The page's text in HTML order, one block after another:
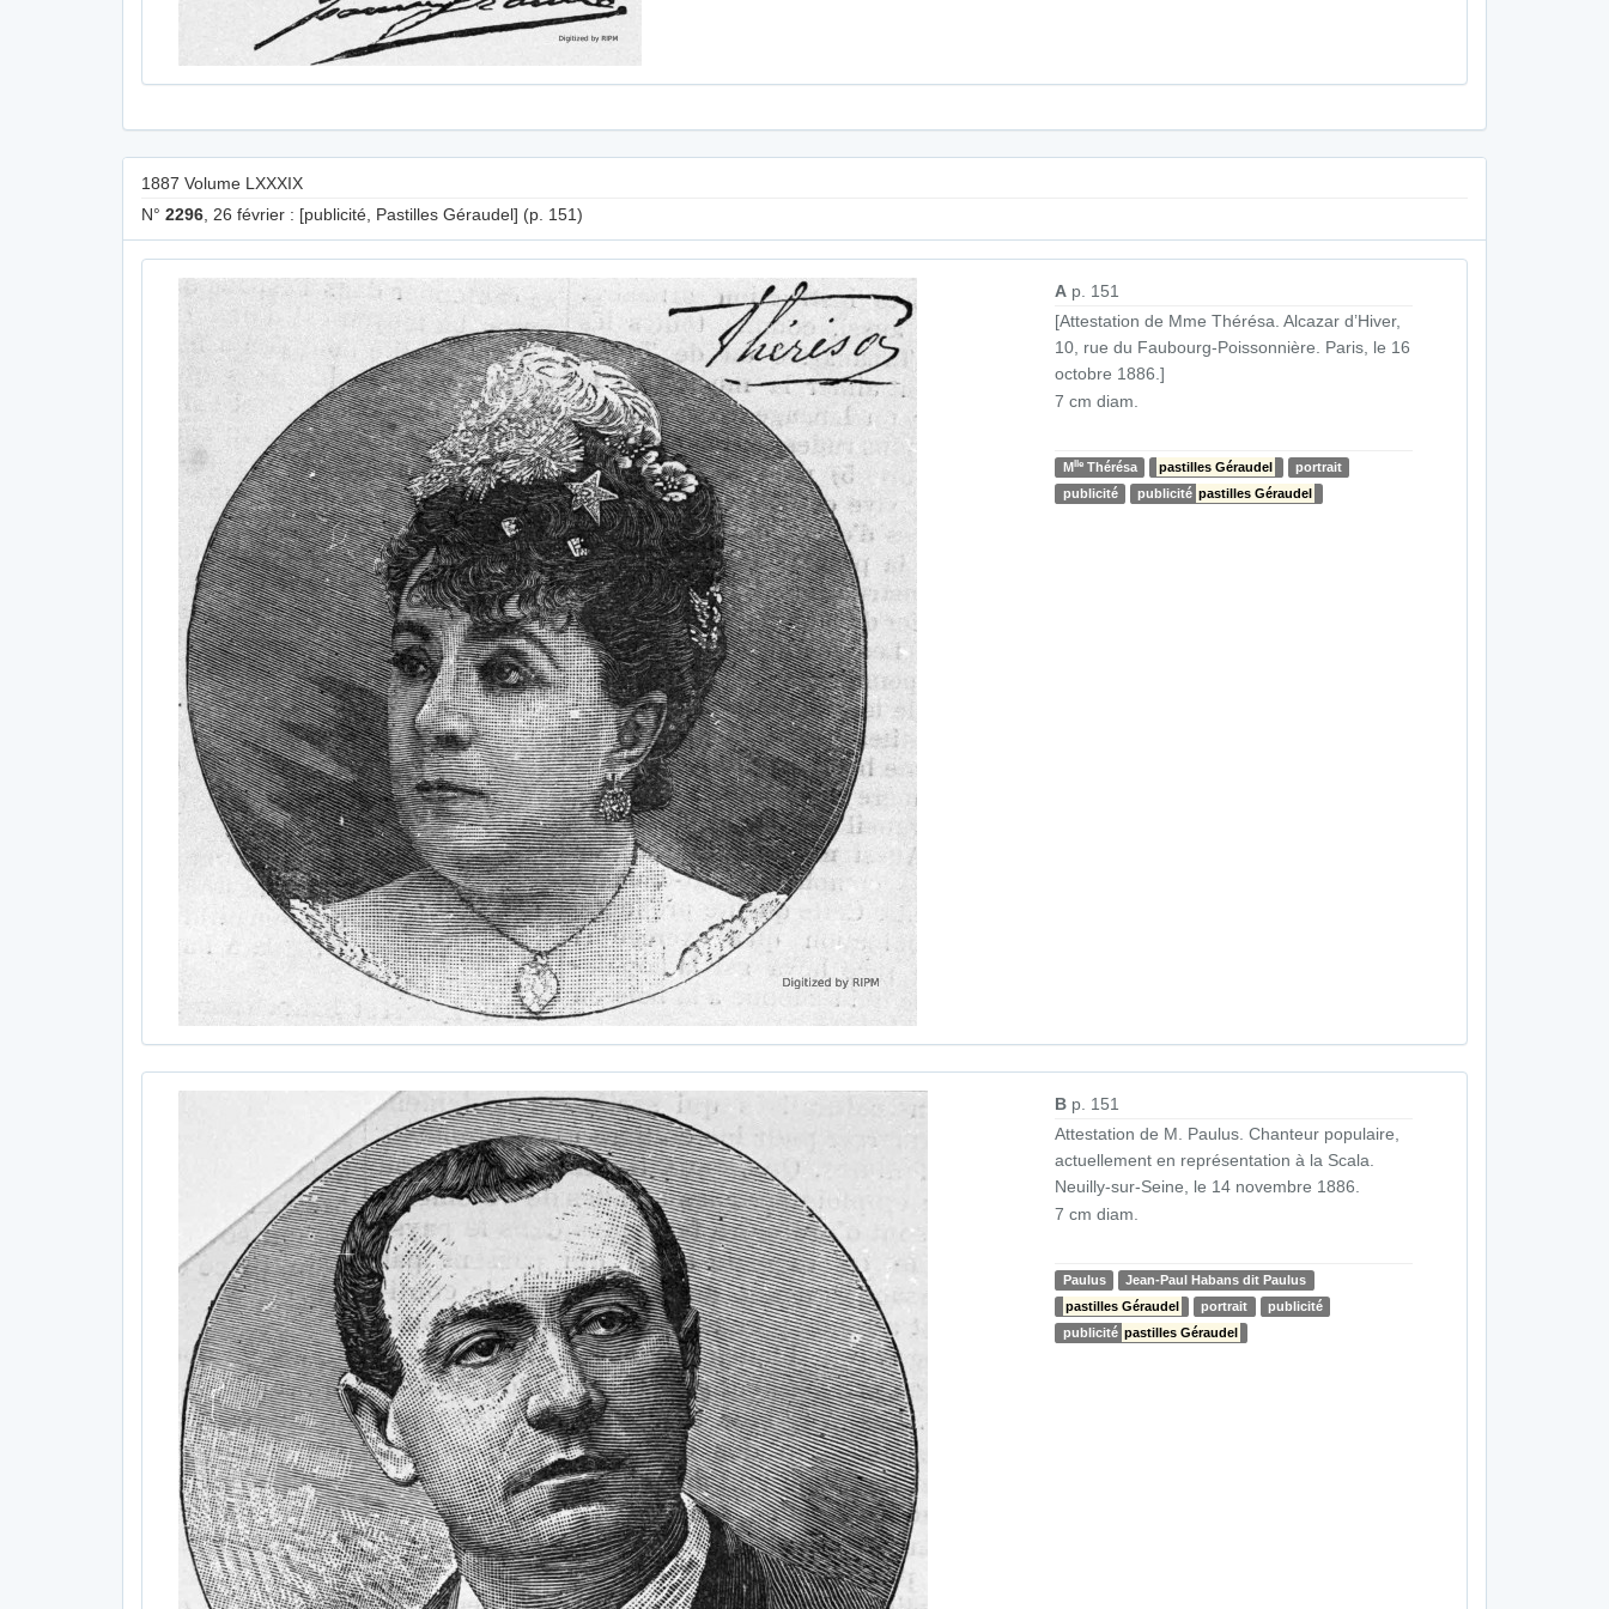
1887 Volume LXXXIX
N° 2296 , 26 février : [publicité, Pastilles Géraudel] (p. 151)
A p. 151
[Attestation de Mme Thérésa. Alcazar d’Hiver,
10, rue du Faubourg-Poissonnière. Paris, le 16
octobre 1886.]
7 cm diam.
MlleThérésa pastilles Géraudel
portrait
publicité
publicité pastilles Géraudel
B p. 151
Attestation de M. Paulus. Chanteur populaire,
actuellement en représentation à la Scala.
Neuilly-sur-Seine, le 14 novembre 1886.
7 cm diam.
Paulus
Jean-Paul Habans dit Paulus
pastilles Géraudel
portrait
publicité
publicité pastilles Géraudel